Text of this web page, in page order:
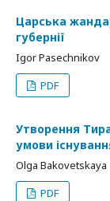
Царська
губернії
Igor Pasechnikov
PDF
Утворення
умови
Olga Bakovetskaya
PDF